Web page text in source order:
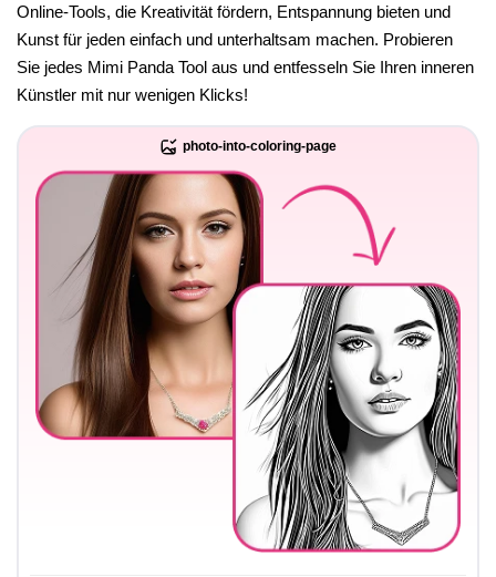
Online-Tools, die Kreativität fördern, Entspannung bieten und
Kunst für jeden einfach und unterhaltsam machen. Probieren
Sie jedes Mimi Panda Tool aus und entfesseln Sie Ihren inneren
Künstler mit nur wenigen Klicks!
photo-into-coloring-page